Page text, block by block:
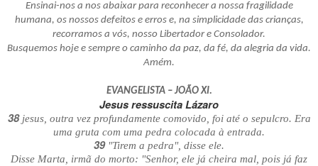
Ensinai-nos a nos abaixar para reconhecer a nossa fragilidade
humana, os nossos defeitos e erros e, na simplicidade das crianças,
recorramos a vós, nosso Libertador e Consolador.
Busquemos hoje e sempre o caminho da paz, da fé, da alegria da vida.
Amém.
EVANGELISTA – JOÃO XI.
Jesus ressuscita Lázaro
38jesus, outra vez profundamente comovido, foi até o sepulcro. Era
uma gruta com uma pedra colocada à entrada.
39 "Tirem a pedra", disse ele.
Disse Marta, irmã do morto: "Senhor, ele já cheira mal, pois já faz